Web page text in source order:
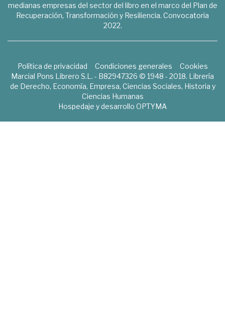
medianas empresas del sector del libro en el marco del Plan de
Recuperación, Transformación y Resiliencia. Convocatoria
2022.
Política de privacidad Condiciones generales
Cookies
Marcial Pons Librero S.L. - B82947326 © 1948 - 2018. Librería
de Derecho, Economía, Empresa, Ciencias Sociales, Historia y
Ciencias Humanas
Hospedaje y desarrollo OPTYMA